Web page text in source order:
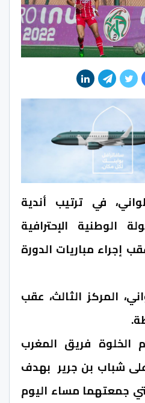
في ترتيب أندية
الوطنية الإحترافية
إجراء مباريات الدورة
المركز الثالث، عقب
الخلوة فريق المغرب
شباب بن جرير بهدف
جمعتهما مساء اليوم